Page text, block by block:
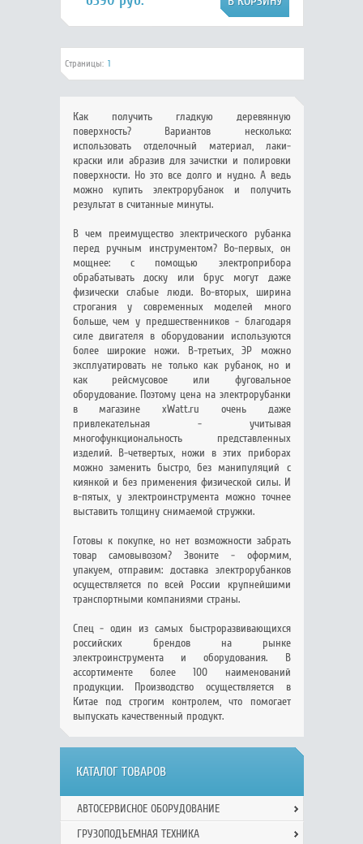
Страницы: 1
Как получить гладкую деревянную
поверхность? Вариантов несколько:
использовать отделочный материал, лаки-
краски или абразив для зачистки и полировки
поверхности. Но это все долго и нудно. А ведь
можно купить электрорубанок и получить
результат в считанные минуты.
В чем преимущество электрического рубанка
перед ручным инструментом? Во-первых, он
мощнее: с помощью электроприбора
обрабатывать доску или брус могут даже
физически слабые люди. Во-вторых, ширина
строгания у современных моделей много
больше, чем у предшественников - благодаря
силе двигателя в оборудовании используются
более широкие ножи. В-третьих, ЭР можно
эксплуатировать не только как рубанок, но и
как рейсмусовое или фуговальное
оборудование. Поэтому цена на электрорубанки
в магазине xWatt.ru очень даже
привлекательная - учитывая
многофункциональность представленных
изделий. В-четвертых, ножи в этих приборах
можно заменить быстро, без манипуляций с
киянкой и без применения физической силы. И
в-пятых, у электроинструмента можно точнее
выставить толщину снимаемой стружки.
Готовы к покупке, но нет возможности забрать
товар самовывозом? Звоните - оформим,
упакуем, отправим: доставка электрорубанков
осуществляется по всей России крупнейшими
транспортными компаниями страны.
Спец - один из самых быстроразвивающихся
российских брендов на рынке
электроинструмента и оборудования. В
ассортименте более 100 наименований
продукции. Производство осуществляется в
Китае под строгим контролем, что помогает
выпускать качественный продукт.
КАТАЛОГ ТОВАРОВ
АВТОСЕРВИСНОЕ ОБОРУДОВАНИЕ
ГРУЗОПОДЪЕМНАЯ ТЕХНИКА